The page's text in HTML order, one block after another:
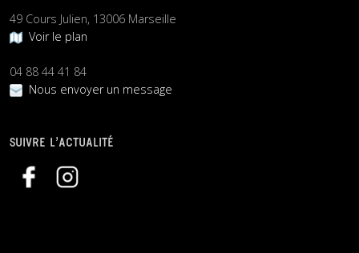
49 Cours Julien, 13006 Marseille
Voir le plan
04 88 44 41 84
Nous envoyer un message
SUIVRE L’ACTUALITÉ